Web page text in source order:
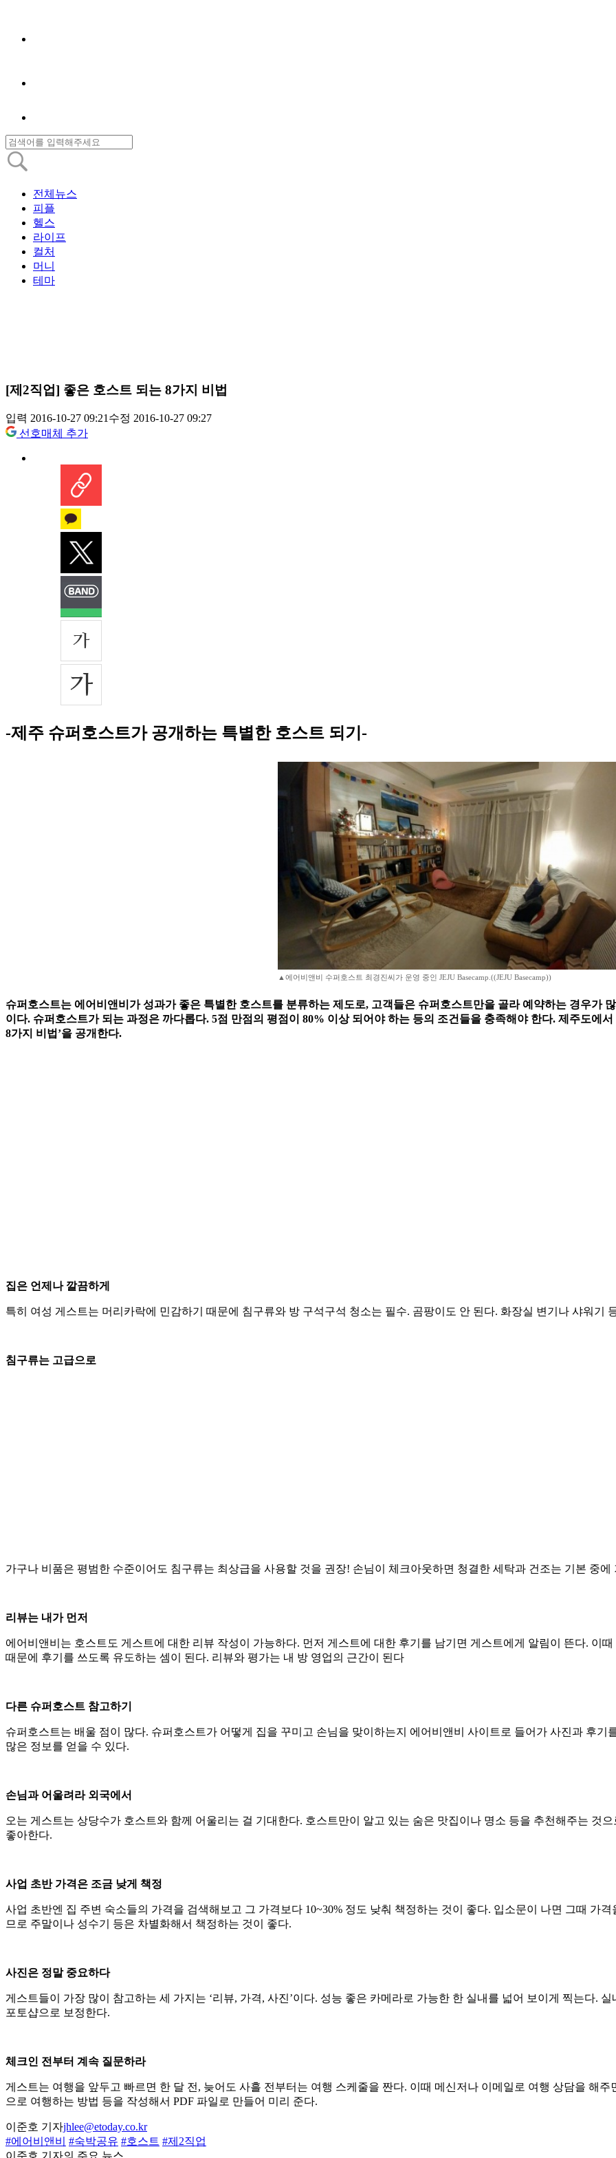
전체뉴스
피플
헬스
라이프
컬처
머니
테마
[제2직업] 좋은 호스트 되는 8가지 비법
입력 2016-10-27 09:21수정 2016-10-27 09:27
선호매체 추가
-제주 슈퍼호스트가 공개하는 특별한 호스트 되기-
▲에어비앤비 수퍼호스트 최경진씨가 운영 중인 JEJU Basecamp.((JEJU Basecamp))
슈퍼호스트는 에어비앤비가 성과가 좋은 특별한 호스트를 분류하는 제도로, 고객들은 슈퍼호스트만을 골라 예약하는 경우가
이다. 슈퍼호스트가 되는 과정은 까다롭다. 5점 만점의 평점이 80% 이상 되어야 하는 등의 조건들을 충족해야 한다. 제주도에
8가지 비법’을 공개한다.
집은 언제나 깔끔하게
특히 여성 게스트는 머리카락에 민감하기 때문에 침구류와 방 구석구석 청소는 필수. 곰팡이도 안 된다. 화장실 변기나 샤워기
침구류는 고급으로
가구나 비품은 평범한 수준이어도 침구류는 최상급을 사용할 것을 권장! 손님이 체크아웃하면 청결한 세탁과 건조는 기본 중에
리뷰는 내가 먼저
에어비앤비는 호스트도 게스트에 대한 리뷰 작성이 가능하다. 먼저 게스트에 대한 후기를 남기면 게스트에게 알림이 뜬다. 이
때문에 후기를 쓰도록 유도하는 셈이 된다. 리뷰와 평가는 내 방 영업의 근간이 된다
다른 슈퍼호스트 참고하기
슈퍼호스트는 배울 점이 많다. 슈퍼호스트가 어떻게 집을 꾸미고 손님을 맞이하는지 에어비앤비 사이트로 들어가 사진과 후
많은 정보를 얻을 수 있다.
손님과 어울려라 외국에서
오는 게스트는 상당수가 호스트와 함께 어울리는 걸 기대한다. 호스트만이 알고 있는 숨은 맛집이나 명소 등을 추천해주는 것
좋아한다.
사업 초반 가격은 조금 낮게 책정
사업 초반엔 집 주변 숙소들의 가격을 검색해보고 그 가격보다 10~30% 정도 낮춰 책정하는 것이 좋다. 입소문이 나면 그때 가
므로 주말이나 성수기 등은 차별화해서 책정하는 것이 좋다.
사진은 정말 중요하다
게스트들이 가장 많이 참고하는 세 가지는 ‘리뷰, 가격, 사진’이다. 성능 좋은 카메라로 가능한 한 실내를 넓어 보이게 찍는다.
포토샵으로 보정한다.
체크인 전부터 계속 질문하라
게스트는 여행을 앞두고 빠르면 한 달 전, 늦어도 사흘 전부터는 여행 스케줄을 짠다. 이때 메신저나 이메일로 여행 상담을 해
으로 여행하는 방법 등을 작성해서 PDF 파일로 만들어 미리 준다.
이준호 기자jhlee@etoday.co.kr
#에어비앤비
#숙박공유 #호스트 #제2직업